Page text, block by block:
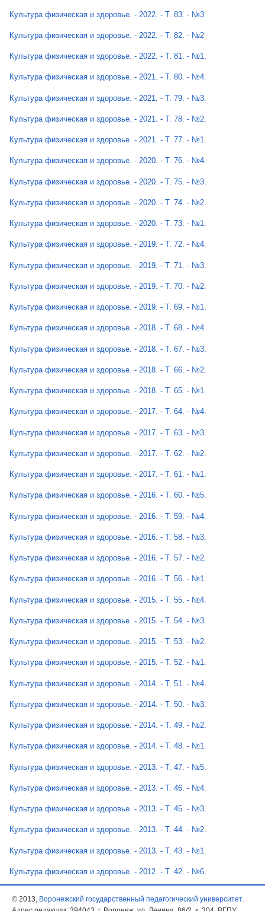
Культура физическая и здоровье. - 2022. - Т. 83. - №3
Культура физическая и здоровье. - 2022. - Т. 82. - №2
Культура физическая и здоровье. - 2022. - Т. 81. - №1.
Культура физическая и здоровье. - 2021. - Т. 80. - №4.
Культура физическая и здоровье. - 2021. - Т. 79. - №3.
Культура физическая и здоровье. - 2021. - Т. 78. - №2.
Культура физическая и здоровье. - 2021. - Т. 77. - №1.
Культура физическая и здоровье. - 2020. - Т. 76. - №4.
Культура физическая и здоровье. - 2020. - Т. 75. - №3.
Культура физическая и здоровье. - 2020. - Т. 74. - №2.
Культура физическая и здоровье. - 2020. - Т. 73. - №1.
Культура физическая и здоровье. - 2019. - Т. 72. - №4.
Культура физическая и здоровье. - 2019. - Т. 71. - №3.
Культура физическая и здоровье. - 2019. - Т. 70. - №2.
Культура физическая и здоровье. - 2019. - Т. 69. - №1.
Культура физическая и здоровье. - 2018. - Т. 68. - №4.
Культура физическая и здоровье. - 2018. - Т. 67. - №3.
Культура физическая и здоровье. - 2018. - Т. 66. - №2.
Культура физическая и здоровье. - 2018. - Т. 65. - №1.
Культура физическая и здоровье. - 2017. - Т. 64. - №4.
Культура физическая и здоровье. - 2017. - Т. 63. - №3.
Культура физическая и здоровье. - 2017. - Т. 62. - №2.
Культура физическая и здоровье. - 2017. - Т. 61. - №1.
Культура физическая и здоровье. - 2016. - Т. 60. - №5.
Культура физическая и здоровье. - 2016. - Т. 59. - №4.
Культура физическая и здоровье. - 2016. - Т. 58. - №3.
Культура физическая и здоровье. - 2016. - Т. 57. - №2.
Культура физическая и здоровье. - 2016. - Т. 56. - №1.
Культура физическая и здоровье. - 2015. - Т. 55. - №4.
Культура физическая и здоровье. - 2015. - Т. 54. - №3.
Культура физическая и здоровье. - 2015. - Т. 53. - №2.
Культура физическая и здоровье. - 2015. - Т. 52. - №1.
Культура физическая и здоровье. - 2014. - Т. 51. - №4.
Культура физическая и здоровье. - 2014. - Т. 50. - №3.
Культура физическая и здоровье. - 2014. - Т. 49. - №2.
Культура физическая и здоровье. - 2014. - Т. 48. - №1.
Культура физическая и здоровье. - 2013. - Т. 47. - №5.
Культура физическая и здоровье. - 2013. - Т. 46. - №4.
Культура физическая и здоровье. - 2013. - Т. 45. - №3.
Культура физическая и здоровье. - 2013. - Т. 44. - №2.
Культура физическая и здоровье. - 2013. - Т. 43. - №1.
Культура физическая и здоровье. - 2012. - Т. 42. - №6.
© 2013, Воронежский государственный педагогический университет.